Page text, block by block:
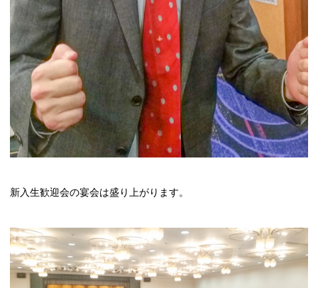
新入生歓迎会の宴会は盛り上がります。